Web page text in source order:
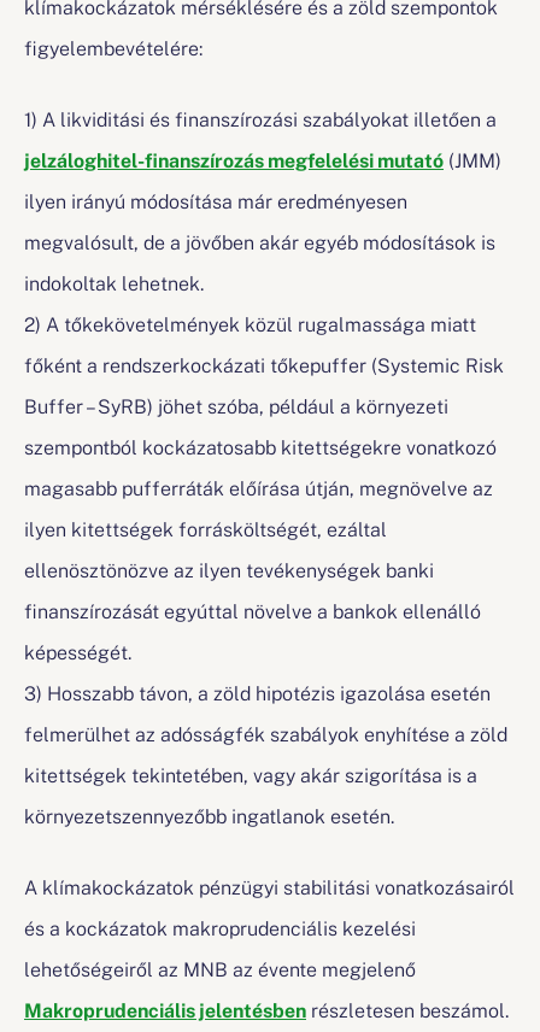
klímakockázatok mérséklésére és a zöld szempontok
figyelembevételére:
1) A likviditási és finanszírozási szabályokat illetően a
jelzáloghitel-finanszírozás megfelelési mutató (JMM)
ilyen irányú módosítása már eredményesen
megvalósult, de a jövőben akár egyéb módosítások is
indokoltak lehetnek.
2) A tőkekövetelmények közül rugalmassága miatt
főként a rendszerkockázati tőkepuffer (Systemic Risk
Buffer – SyRB) jöhet szóba, például a környezeti
szempontból kockázatosabb kitettségekre vonatkozó
magasabb pufferráták előírása útján, megnövelve az
ilyen kitettségek forrásköltségét, ezáltal
ellenösztönözve az ilyen tevékenységek banki
finanszírozását egyúttal növelve a bankok ellenálló
képességét.
3) Hosszabb távon, a zöld hipotézis igazolása esetén
felmerülhet az adósságfék szabályok enyhítése a zöld
kitettségek tekintetében, vagy akár szigorítása is a
környezetszennyezőbb ingatlanok esetén.
A klímakockázatok pénzügyi stabilitási vonatkozásairól
és a kockázatok makroprudenciális kezelési
lehetőségeiről az MNB az évente megjelenő
Makroprudenciális jelentésben részletesen beszámol.